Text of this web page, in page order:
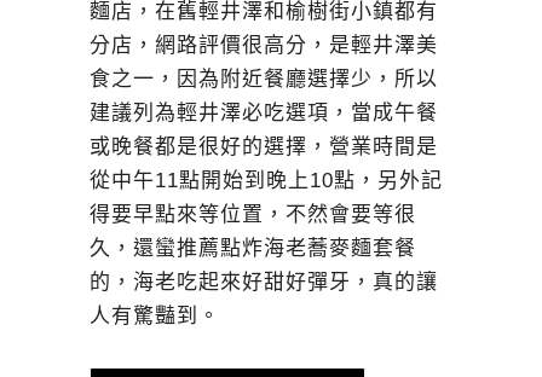
麵店，在舊輕井澤和榆樹街小鎮都有
分店，網路評價很高分，是輕井澤美
食之一，因為附近餐廳選擇少，所以
建議列為輕井澤必吃選項，當成午餐
或晚餐都是很好的選擇，營業時間是
從中午11點開始到晚上10點，另外記
得要早點來等位置，不然會要等很
久，還蠻推薦點炸海老蕎麥麵套餐
的，海老吃起來好甜好彈牙，真的讓
人有驚豔到。